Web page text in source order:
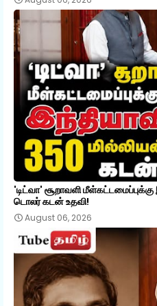
'டிட்வா' சூறாவளி
டொலர் கடன் உதவி!
August 06, 2026